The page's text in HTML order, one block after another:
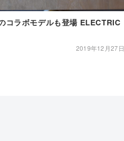
コラボモデルも登場 ELECTRIC
2019年12月27日